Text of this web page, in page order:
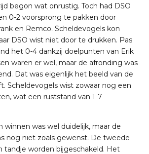
begon wat onrustig. Toch had DSO
0-2 voorsprong te pakken door
en Remco. Scheldevogels kon
DSO wist niet door te drukken. Pas
het 0-4 dankzij doelpunten van Erik
waren er wel, maar de afronding was
Dat was eigenlijk het beeld van de
Scheldevogels wist zowaar nog een
wat een ruststand van 1-7
winnen was wel duidelijk, maar de
nog niet zoals gewenst. De tweede
tandje worden bijgeschakeld. Het